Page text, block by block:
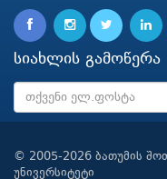
სიახლის გამოწერა
© 2005-2026 ბათუმის
უნივერსიტეტი